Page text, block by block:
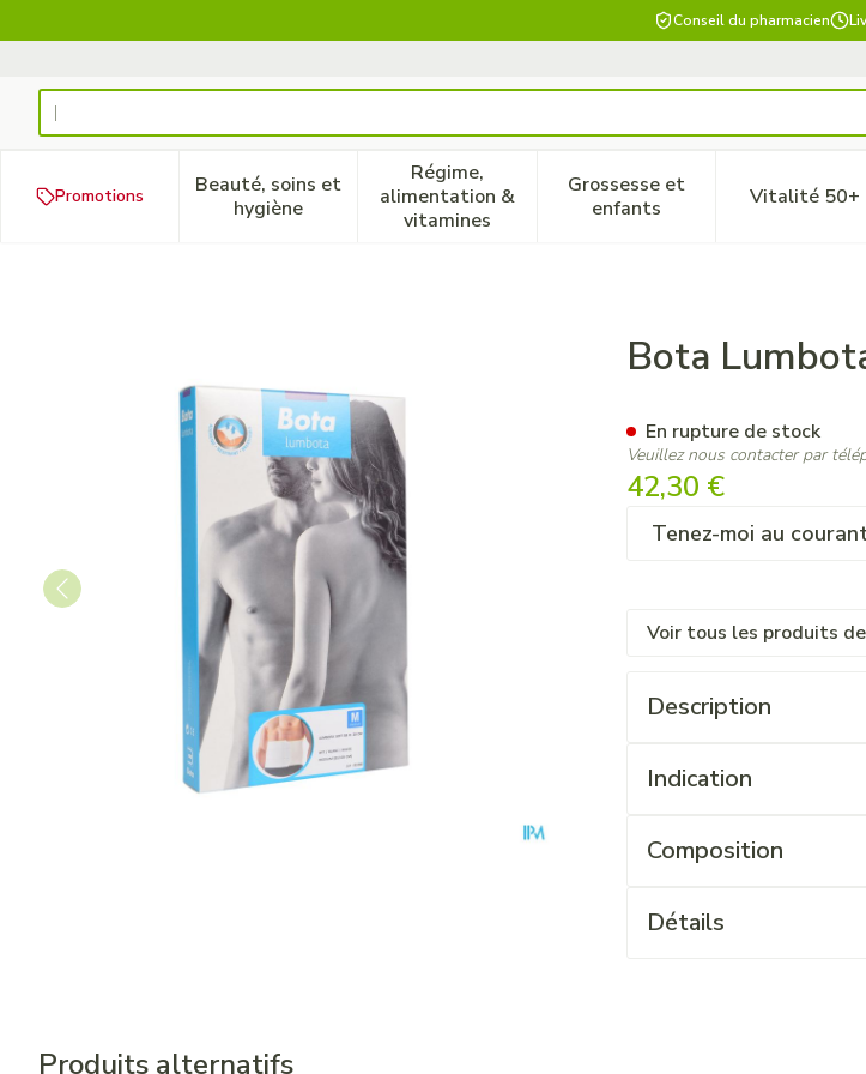
Conseil du pharmacien
Rechercher
Promotions
Beauté, soins et
hygièneAfficher le sous-menu pour la catégorie Beauté, soins et hygiène
Régime,
alimentation &
vitamines
Afficher le sous-menu pour la catégorie
Grossesse et
enfantsAfficher le sous-menu
Vitalité 50+
Bota Lumbota Soft 3b Wh H 20cm M
Bota
42,30 €
Tenez-moi au
En rupture de stock
Veuillez nous contacter par
Voir tous les produits
Description
Indication
Composition
Détails
Produits alternatifs